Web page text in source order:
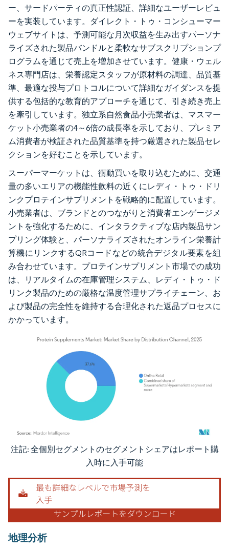
ー、サードパーティの真正性認証、詳細なユーザーレビュ
ーを実装しています。ダイレクト・トゥ・コンシューマー
ウェブサイトは、予測可能な月次収益を生み出すパーソナ
ライズされた製品バンドルと柔軟なサブスクリプションプ
ログラムを通じて売上を増加させています。健康・ウェル
ネス専門店は、栄養認定スタッフが原材料の調達、品質基
準、最適な投与プロトコルについて詳細なガイダンスを提
供する包括的な教育的アプローチを通じて、引き続き売上
を牽引しています。独立系自然食品小売業者は、マスマー
ケット小売業者の4～6倍の成長率を示しており、プレミア
ム消費者が検証された品質基準を持つ厳選された製品セレ
クションを好むことを示しています。
スーパーマーケットは、衝動買いを取り込むために、交通
量の多いエリアの機能性飲料の近くにレディ・トゥ・ドリ
ンクプロテインサプリメントを戦略的に配置しています。
小売業者は、ブランドとのつながりと消費者エンゲージメ
ントを強化するために、インタラクティブな店内製品サン
プリング体験と、パーソナライズされたオンライン栄養計
算機にリンクするQRコードなどの統合デジタル要素を組
み合わせています。プロテインサプリメント市場での成功
は、リアルタイムの在庫管理システム、レディ・トゥ・ド
リンク製品のための厳格な温度管理サプライチェーン、お
よび製品の完全性を維持する合理化された返品プロセスに
かかっています。
画像 © Mordor Intelligence。再利用にはCC BY 4.0の表示が必要です。
注記: 全個別セグメントのセグメントシェアはレポート購
入時に入手可能
地理分析